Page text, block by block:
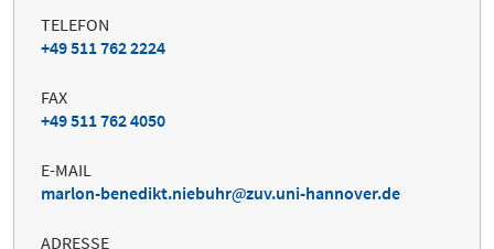
TELEFON
+49 511 762 2224
FAX
+49 511 762 4050
E-MAIL
marlon-benedikt.niebuhr
zuv.uni-hannover.de
ADRESSE